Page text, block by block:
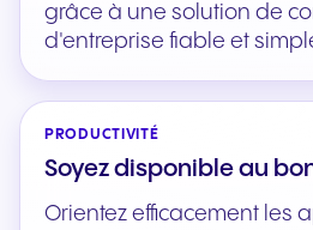
grâce à une solution de
d'entreprise fiable et
PRODUCTIVITÉ
Soyez disponible au
Orientez efficacement les